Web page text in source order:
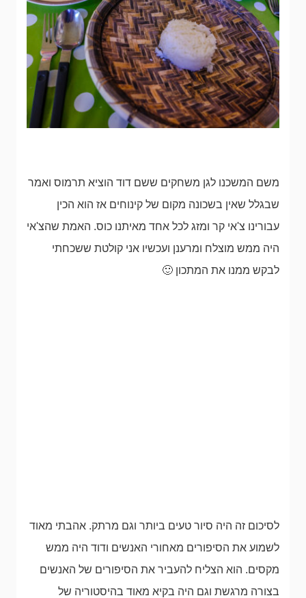
משם המשכנו לגן משחקים ששם דוד הוציא תרמוס ואמר
שבגלל שאין בשכונה מקום של קינוחים אז הוא הכין
עבורינו צ'אי קר ומזג לכל אחד מאיתנו כוס. האמת שהצ'אי
היה ממש מוצלח ומרענן ועכשיו אני קולטת ששכחתי
לבקש ממנו את המתכון 🙂
לסיכום זה היה סיור טעים ביותר וגם מרתק. אהבתי מאוד
לשמוע את הסיפורים מאחורי האנשים ודוד היה ממש
מקסים. הוא הצליח להעביר את הסיפורים של האנשים
בצורה מרגשת וגם היה בקיא מאוד בהיסטוריה של